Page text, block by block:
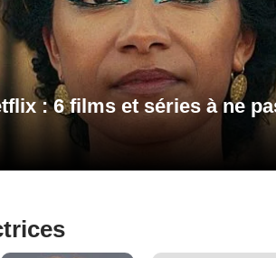
: 6 films et séries à ne